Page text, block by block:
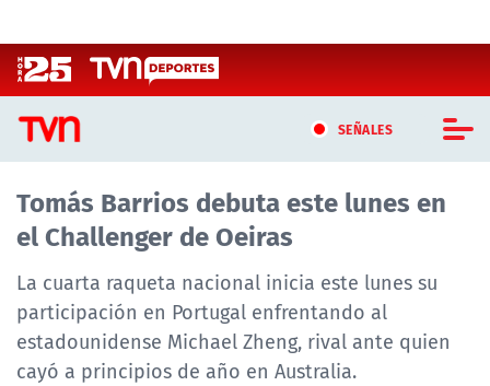
SEÑALES
CASTING MASTERCHEF CHILE
CASTING TVN VERTICAL
TVN VERTICAL
TVN PLAY
Tomás Barrios debuta este lunes en
el Challenger de Oeiras
La cuarta raqueta nacional inicia este lunes su
participación en Portugal enfrentando al
estadounidense Michael Zheng, rival ante quien
cayó a principios de año en Australia.